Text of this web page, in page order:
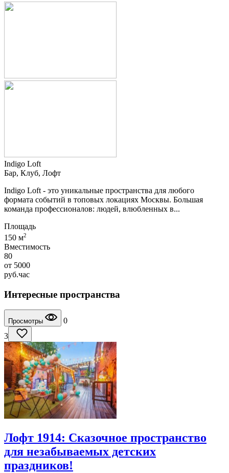
Indigo Loft
Бар, Клуб, Лофт
Indigo Loft - это уникальные пространства для любого
формата событий в топовых локациях Москвы. Большая
команда профессионалов: людей, влюбленных в...
Площадь
150 м2
Вместимость
80
от 5000
руб.час
Интересные пространства
Просмотры
0
3
Лофт 1914: Сказочное пространство
для незабываемых детских
праздников!